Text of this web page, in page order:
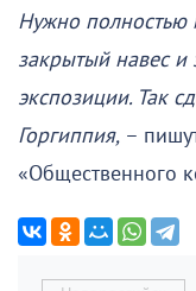
Нужно полностью
закрытый навес и
экспозиции. Так
Горгиппия, –
«Общественного